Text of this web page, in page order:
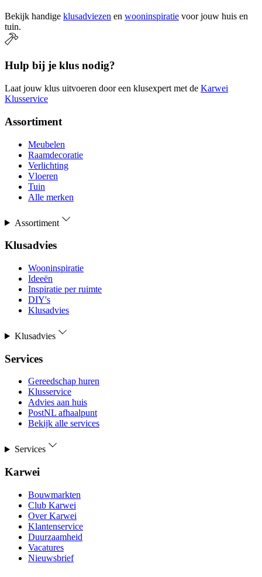
Bekijk handige klusadviezen en wooninspiratie voor jouw huis en
tuin.
Hulp bij je klus nodig?
Laat jouw klus uitvoeren door een klusexpert met de Karwei
Klusservice
Assortiment
Meubelen
Raamdecoratie
Verlichting
Vloeren
Tuin
Alle merken
Assortiment
Klusadvies
Wooninspiratie
Ideeën
Inspiratie per ruimte
DIY's
Klusadvies
Klusadvies
Services
Gereedschap huren
Klusservice
Advies aan huis
PostNL afhaalpunt
Bekijk alle services
Services
Karwei
Bouwmarkten
Club Karwei
Over Karwei
Klantenservice
Duurzaamheid
Vacatures
Nieuwsbrief